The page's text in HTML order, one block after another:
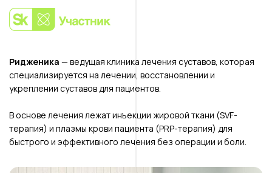
Ридженика — ведущая клиника лечения суставов, которая
специализируется на лечении, восстановлении и
укреплении суставов для пациентов.
В основе лечения лежат инъекции жировой ткани (SVF-
терапия) и плазмы крови пациента (PRP-терапия) для
быстрого и эффективного лечения без операции и боли.